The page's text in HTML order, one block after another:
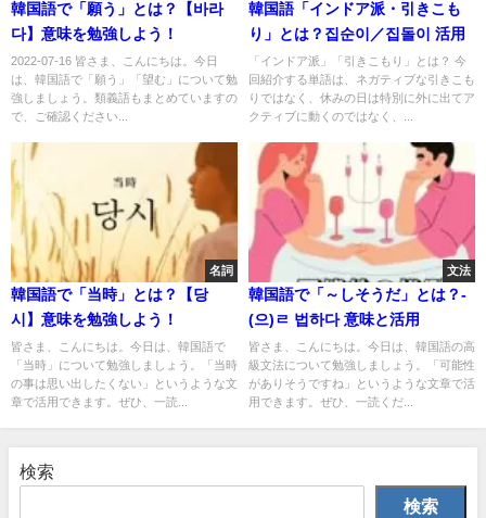
韓国語で「願う」とは？【바라
다】意味を勉強しよう！
2022-07-16 皆さま、こんにちは。今日
は、韓国語で「願う」「望む」について勉
強しましょう。類義語もまとめていますの
で、ご確認ください...
韓国語「インドア派・引きこも
り」とは？집순이／집돌이 活用
「インドア派」「引きこもり」とは？ 今
回紹介する単語は、ネガティブな引きこも
りではなく、休みの日は特別に外に出てア
クティブに動くのではなく、...
名詞
韓国語で「当時」とは？【당
시】意味を勉強しよう！
皆さま、こんにちは。今日は、韓国語で
「当時」について勉強しましょう。「当時
の事は思い出したくない」というような文
章で活用できます。ぜひ、一読...
文法
韓国語で「～しそうだ」とは？-
(으)ㄹ 법하다 意味と活用
皆さま、こんにちは。今日は、韓国語の高
級文法について勉強しましょう。「可能性
がありそうですね」というような文章で活
用できます。ぜひ、一読くだ...
検索
検索